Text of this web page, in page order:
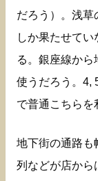
だろう）。浅草
しか果たせて
る。銀座線から
使うだろう。4,
で普通こちらを
地下街の通路も
列などが店から